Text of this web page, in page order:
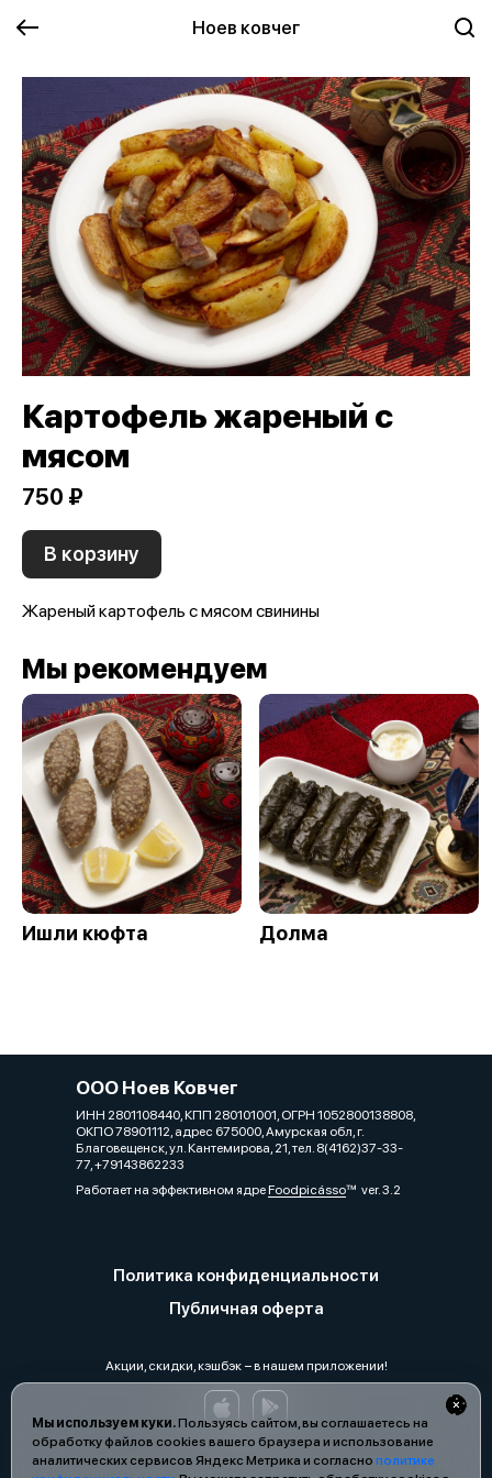
Ноев ковчег
Мы используем куки.Пользуясь сайтом, вы соглашаетесь на
обработку файлов cookies вашего браузера и использование
аналитических сервисов Яндекс Метрика и согласно политике
Картофель жареный с
мясом
750 ₽
В корзину
Жареный картофель с мясом свинины
Мы рекомендуем
Ишли кюфта Долма
ООО Ноев Ковчег
ИНН 2801108440, КПП 280101001, ОГРН 1052800138808,
ОКПО 78901112, адрес 675000, Амурская обл, г.
Благовещенск, ул. Кантемирова, 21, тел. 8(4162)37-33-
77, +79143862233
Работает на эффективном ядреFoodpicássover. 3.2
Политика конфиденциальности
Публичная оферта
Акции, скидки, кэшбэк − в нашем приложении!